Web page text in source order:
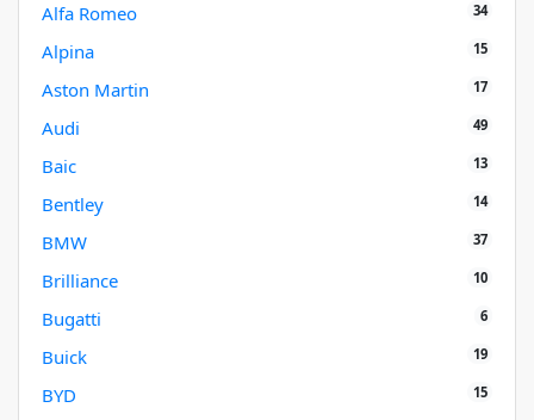
Alfa Romeo 34
Alpina 15
Aston Martin 17
Audi 49
Baic 13
Bentley 14
BMW 37
Brilliance 10
Bugatti 6
Buick 19
BYD 15